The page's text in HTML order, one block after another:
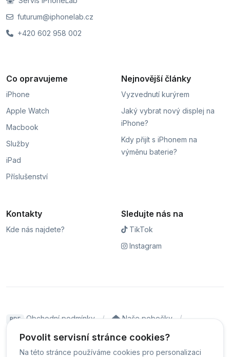
Povolit servisní stránce cookies?
Na této stránce používáme cookies pro personalizaci
futurum@iphonelab.cz
+420 602 958 002
Co opravujeme
iPhone
Apple Watch
Macbook
Služby
iPad
Příslušenství
Nejnovější články
Vyzvednutí kurýrem
Jaký vybrat nový displej na
iPhone?
Kdy přijít s iPhonem na
výměnu baterie?
Kontakty
Kde nás najdete?
Sledujte nás na
TikTok
Instagram
PDF Obchodní podmínky
Naše pobočky
Čeština